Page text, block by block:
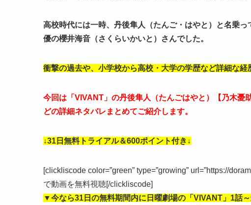
高校時代には一時、丹後隼人（たんご・はやと）と名乗っ
優の櫻井海音（さくらいかいと）さんでした。
衝撃の過去や、小学校から高校・大学の学歴など詳細な経
今回は「VIVANT」の丹後隼人（たんごはやと）【乃木憂
どの詳細ネタバレまとめてご紹介します。
↓31日無料トライアル＆600ポイント付き↓
[clickliscode color=”green” type=”growing” url=”https://
で動画を無料視聴[/clickliscode]
▼今なら31日の無料期間内に日曜劇場の「VIVANT」1話